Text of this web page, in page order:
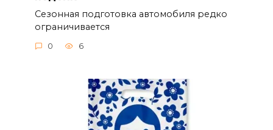
Сезонная подготовка автомобиля редко
ограничивается
0 6